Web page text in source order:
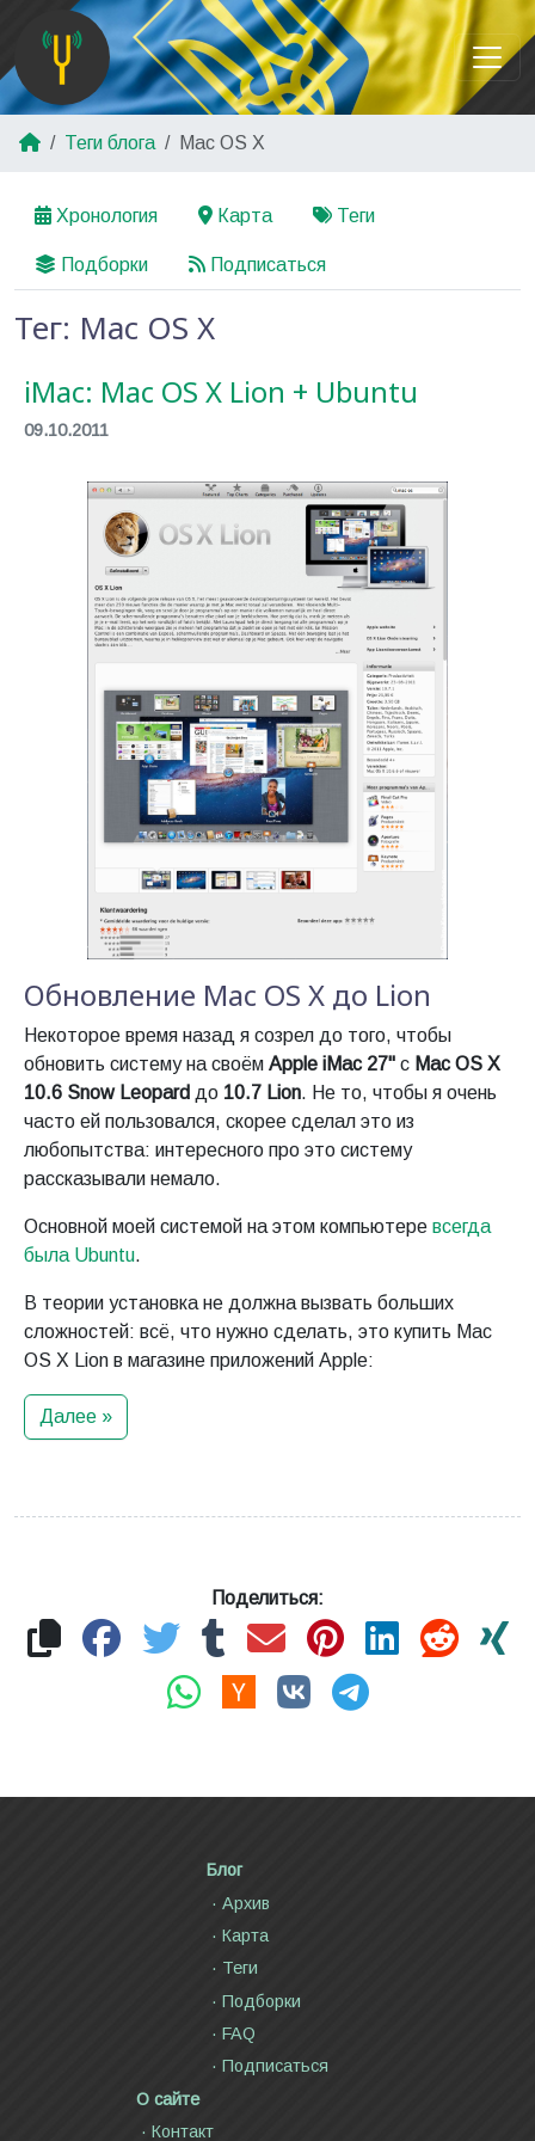
Теги блога Mac OS X
Хронология Карта Теги
Подборки Подписаться
Тег: Mac OS X
iMac: Mac OS X Lion + Ubuntu
09.10.2011
Обновление Mac OS X до Lion
Некоторое время назад я созрел до того, чтобы
обновить систему на своём Apple iMac 27" с Mac OS X
10.6 Snow Leopard до 10.7 Lion. Не то, чтобы я очень
часто ей пользовался, скорее сделал это из
любопытства: интересного про это систему
рассказывали немало.
Основной моей системой на этом компьютере всегда
была Ubuntu.
В теории установка не должна вызвать больших
сложностей: всё, что нужно сделать, это купить Mac
OS X Lion в магазине приложений Apple:
Далее »
Поделиться:
Блог
Архив
Карта
Теги
Подборки
FAQ
Подписаться
О сайте
Контакт